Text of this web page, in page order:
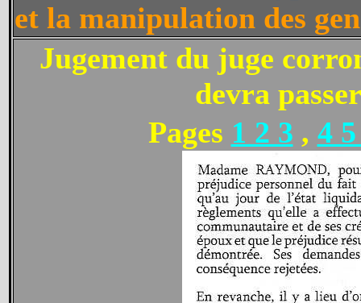
et la manipulation des
Jugement du juge
devra
Pages 1 2 3 , 4